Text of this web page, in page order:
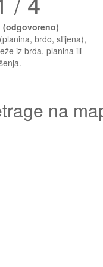
(odgovoreno)
brdo, stijena),
iz brda, planina ili
na